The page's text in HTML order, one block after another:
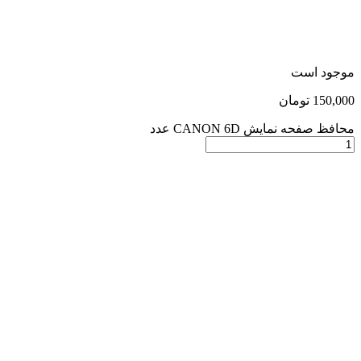
موجود است
150,000 تومان
محافظ صفحه نمایش CANON 6D عدد